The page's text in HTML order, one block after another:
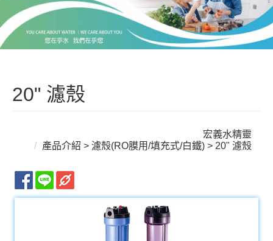
20" 濾殼
宏義水精靈
產品介紹 > 濾殼(RO膜用/填充式/白鐵) > 20" 濾殼